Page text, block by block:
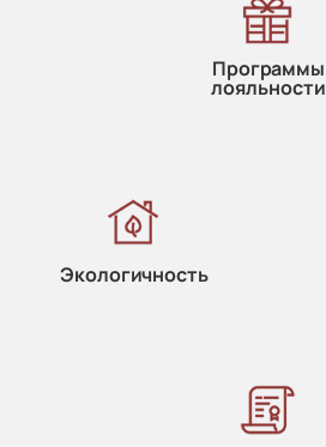
Программы
лояльности
Экологичность